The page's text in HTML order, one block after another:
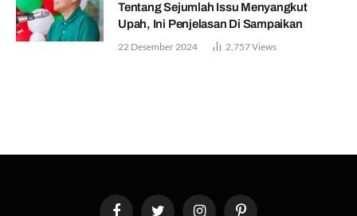
Tentang Sejumlah Issu Menyangkut
Upah, Ini Penjelasan Di Sampaikan
22 Desember 2024 2,757Views